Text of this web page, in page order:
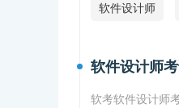
软件设计师
软件设计师
软考软件设计师